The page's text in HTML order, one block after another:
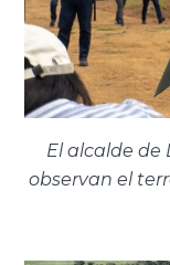
El alcalde de
observan el